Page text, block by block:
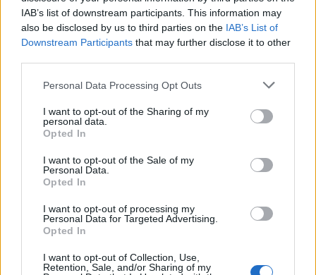
IAB’s list of downstream participants. This information may
also be disclosed by us to third parties on the IAB’s List of
Downstream Participants that may further disclose it to other
Please note that this website/app uses one or more Google
not limited to your visit or usage behaviour. You may click to
grant or deny consent to Google and its third-party tags to
use your data for below specified purposes in below Google
consent section.
Personal Data Processing Opt Outs
I want to opt-out of the Sharing of my
personal data.
Opted In
I want to opt-out of the Sale of my
Personal Data.
Opted In
I want to opt-out of processing my
Personal Data for Targeted Advertising.
Opted In
I want to opt-out of Collection, Use,
Retention, Sale, and/or Sharing of my